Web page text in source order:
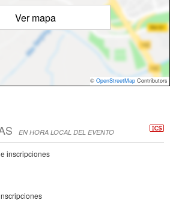
Ver mapa
© OpenStreetMap Contributors
EN HORA LOCAL DEL EVENTO
inscripciones